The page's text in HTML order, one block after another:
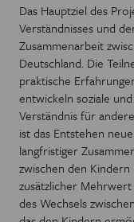
Das Hauptziel des
Verständnisses und
Zusammenarbeit
Deutschland. Die
praktische
entwickeln soziale
Verständnis für
ist das Entstehen
langfristiger
zwischen den
zusätzlicher
des Wechsels